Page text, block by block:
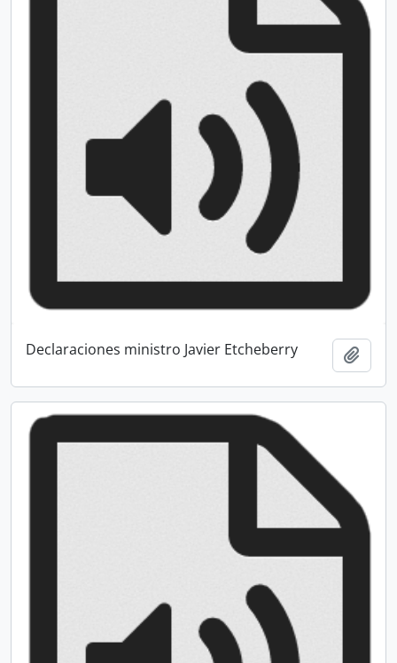
Declaraciones ministro Javier Etcheberry